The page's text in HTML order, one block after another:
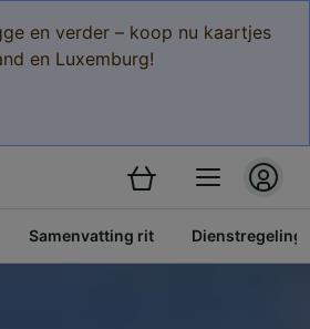
en verder – koop nu kaartjes
en Luxemburg!
Samenvatting rit Dienstregeling